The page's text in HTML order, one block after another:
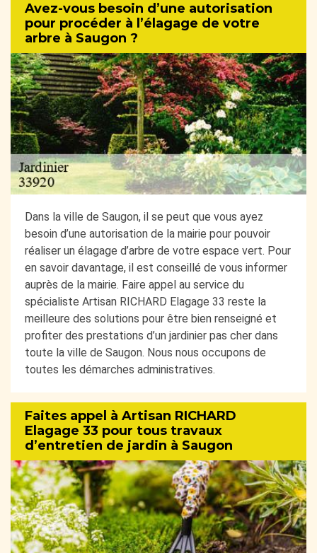
Avez-vous besoin d’une autorisation
pour procéder à l’élagage de votre
arbre à Saugon ?
Dans la ville de Saugon, il se peut que vous ayez
besoin d’une autorisation de la mairie pour pouvoir
réaliser un élagage d’arbre de votre espace vert. Pour
en savoir davantage, il est conseillé de vous informer
auprès de la mairie. Faire appel au service du
spécialiste Artisan RICHARD Elagage 33 reste la
meilleure des solutions pour être bien renseigné et
profiter des prestations d’un jardinier pas cher dans
toute la ville de Saugon. Nous nous occupons de
toutes les démarches administratives.
Faites appel à Artisan RICHARD
Elagage 33 pour tous travaux
d’entretien de jardin à Saugon